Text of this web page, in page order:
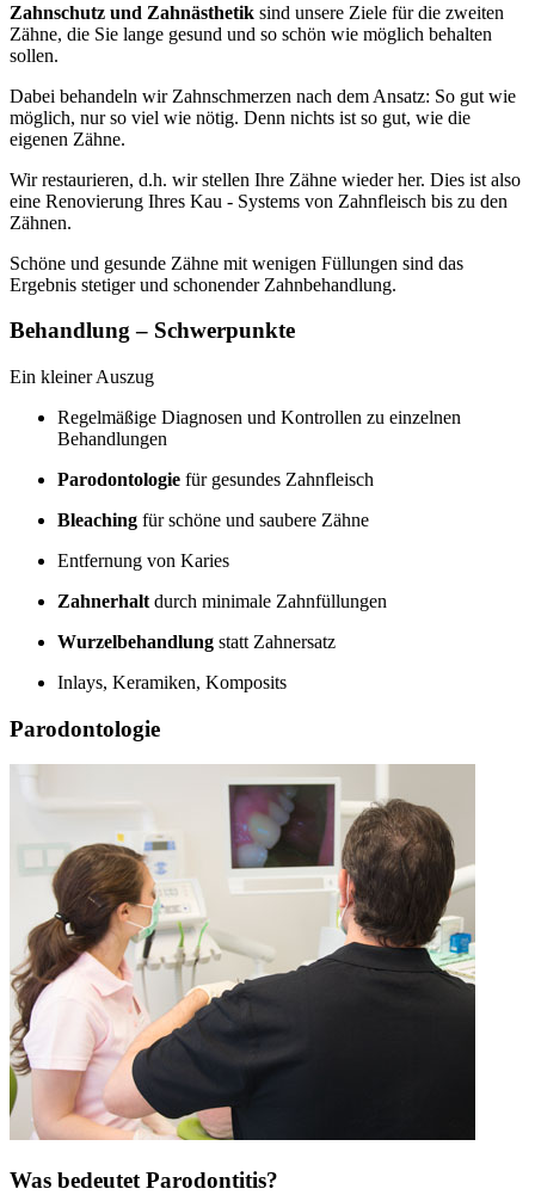
Zahnschutz und Zahnästhetik sind unsere Ziele für die zweiten
Zähne, die Sie lange gesund und so schön wie möglich behalten
sollen.
Dabei behandeln wir Zahnschmerzen nach dem Ansatz: So gut wie
möglich, nur so viel wie nötig. Denn nichts ist so gut, wie die
eigenen Zähne.
Wir restaurieren, d.h. wir stellen Ihre Zähne wieder her. Dies ist also
eine Renovierung Ihres Kau - Systems von Zahnfleisch bis zu den
Zähnen.
Schöne und gesunde Zähne mit wenigen Füllungen sind das
Ergebnis stetiger und schonender Zahnbehandlung.
Behandlung – Schwerpunkte
Ein kleiner Auszug
Regelmäßige Diagnosen und Kontrollen zu einzelnen
Behandlungen
Parodontologie für gesundes Zahnfleisch
Bleaching für schöne und saubere Zähne
Entfernung von Karies
Zahnerhalt durch minimale Zahnfüllungen
Wurzelbehandlung statt Zahnersatz
Inlays, Keramiken, Komposits
Parodontologie
Was bedeutet Parodontitis?